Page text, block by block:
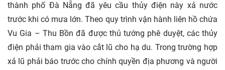
thành phố Đà Nẵng đã yêu cầu thủy điện này xả nước
trước khi có mưa lớn. Theo quy trình vận hành liên hồ chứa
Vu Gia – Thu Bồn đã được thủ tướng phê duyệt, các thủy
điện phải tham gia vào cắt lũ cho hạ du. Trong trường hợp
xả lũ phải báo trước cho chính quyền địa phương và người